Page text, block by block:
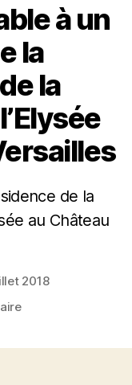
à un
la
la
de la
au Château
2018
sur